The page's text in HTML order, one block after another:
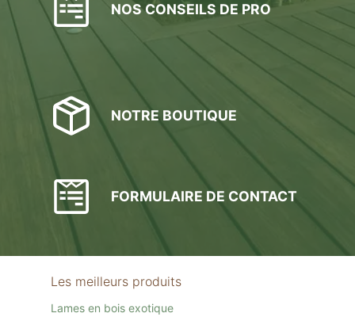
NOS CONSEILS DE PRO
NOTRE BOUTIQUE
FORMULAIRE DE CONTACT
Les meilleurs produits
Lames en bois exotique